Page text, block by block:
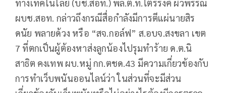
ทางเทคโนโลยี (บช.สอท.) พล.ต.ท.ไตรรงค์ ผิวพรรณ
ผบช.สอท. กล่าวถึงกรณีสื่อกำลังมีการตีแผ่นายสิร
ดนัย พลายด้วง หรือ “สจ.กอล์ฟ” ส.อบจ.สงขลา เขต
7 ที่ตกเป็นผู้ต้องหาส่งลูกน้องไปรุมทำร้าย ด.ต.นิ
สาธิต คงเทพ ผบ.หมู่ กก.ตชด.43 มีความเกี่ยวข้องกับ
การทำเว็บพนันออนไลน์ว่า ในส่วนที่จะมีส่วน